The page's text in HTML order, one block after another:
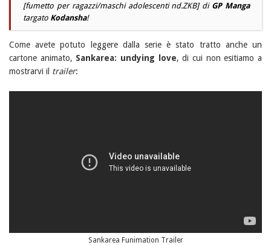
[fumetto per ragazzi/maschi adolescenti nd.ZKB] di GP Manga
targato Kodansha!
Come avete potuto leggere dalla serie è stato tratto anche un
cartone animato, Sankarea: undying love, di cui non esitiamo a
mostrarvi il trailer:
Sankarea Funimation Trailer